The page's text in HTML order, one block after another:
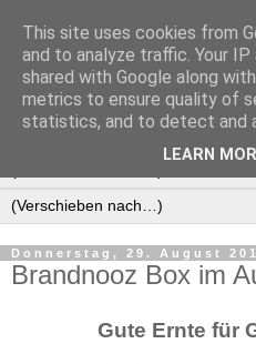
Manus
außer
Donnerstag, 29. August
Brandnooz Box im
Gute Ernte für
This site uses cookies from
and to analyze traffic. Your
shared with Google along
metrics to ensure quality of
statistics, and to detect and
LEARN